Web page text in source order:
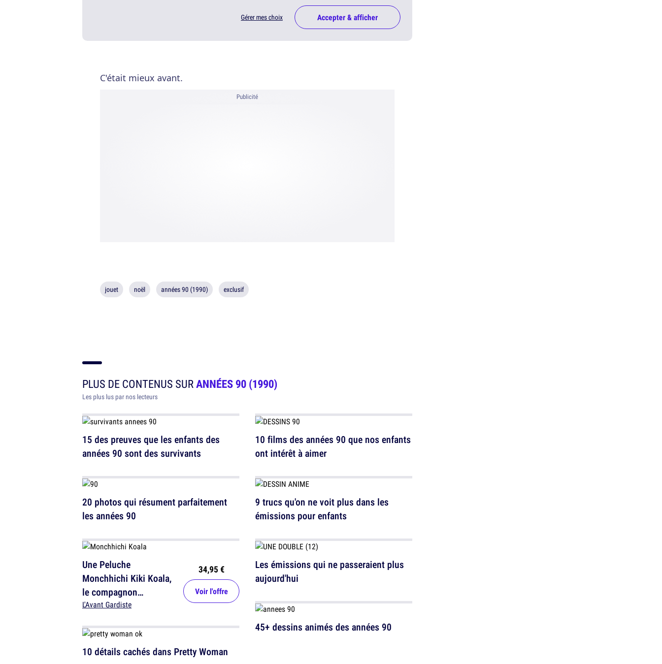
Gérer mes choix Accepter & afficher
C'était mieux avant.
Publicité
jouet noël années 90 (1990) exclusif
PLUS DE CONTENUS SURANNÉES 90 (1990)
Les plus lus par nos lecteurs
15 des preuves que les enfants des
années 90 sont des survivants
20 photos qui résument parfaitement
les années 90
Une Peluche
Monchhichi Kiki Koala,
le compagnon
cocooning parfait
L'Avant Gardiste
34,95 €
Voir l'offre
10 détails cachés dans Pretty Woman
10 films des années 90 que nos enfants
ont intérêt à aimer
9 trucs qu'on ne voit plus dans les
émissions pour enfants
Les émissions qui ne passeraient plus
aujourd'hui
45+ dessins animés des années 90